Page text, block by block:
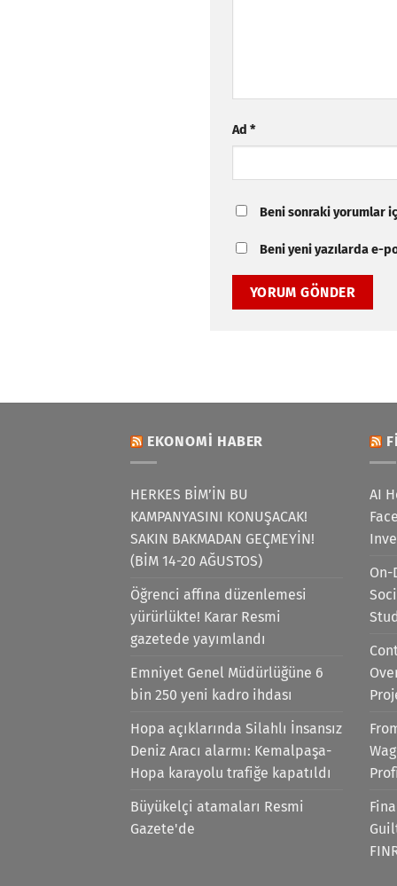
Ad *
Beni sonraki yorumlar
Beni yeni yazılarda e-
EKONOMI HABER
HERKES BİM’İN BU
KAMPANYASINI KONUŞACAK!
SAKIN BAKMADAN GEÇMEYİN!
(BİM 14-20 AĞUSTOS)
Öğrenci affına düzenlemesi
yürürlükte! Karar Resmi
gazetede yayımlandı
Emniyet Genel Müdürlüğüne 6
bin 250 yeni kadro ihdası
Hopa açıklarında Silahlı İnsansız
Deniz Aracı alarmı: Kemalpaşa-
Hopa karayolu trafiğe kapatıldı
Büyükelçi atamaları Resmi
Gazete'de
AI
On-